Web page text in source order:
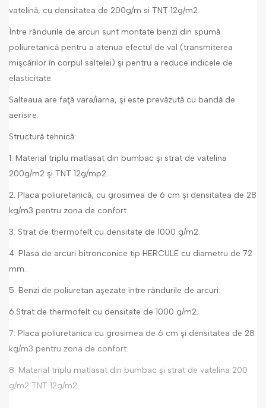
vatelină, cu densitatea de 200g/m si TNT 12g/m2.
Între rândurile de arcuri sunt montate benzi din spumă
poliuretanică pentru a atenua efectul de val (transmiterea
mişcărilor în corpul saltelei) şi pentru a reduce indicele de
elasticitate.
Salteaua are faţă vara/iarna, şi este prevăzută cu bandă de
aerisire.
Structură tehnică:
1. Material triplu matlasat din bumbac şi strat de vatelina
200g/m2 şi TNT 12g/mp2.
2. Placa poliuretanică, cu grosimea de 6 cm şi densitatea de 28
kg/m3 pentru zona de confort.
3. Strat de thermofelt cu densitate de 1000 g/m2.
4. Plasa de arcuri bitronconice tip HERCULE cu diametru de 72
mm.
5. Benzi de poliuretan aşezate între rândurile de arcuri.
6.Strat de thermofelt cu densitate de 1000 g/m2.
7. Placa poliuretanica cu grosimea de 6 cm şi densitatea de 28
kg/m3 pentru zona de confort.
8. Material triplu matlasat din bumbac şi strat de vatelina 200
g/m2 TNT 12g/m2.